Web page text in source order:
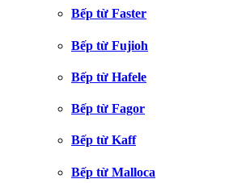
Bếp từ Faster
Bếp từ Fujioh
Bếp từ Hafele
Bếp từ Fagor
Bếp từ Kaff
Bếp từ Malloca